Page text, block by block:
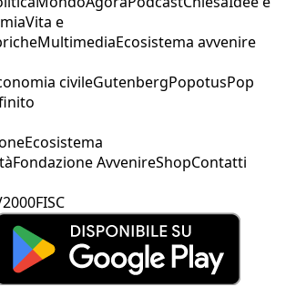
Vita e
MultimediaEcosistema avvenire
civileGutenbergPopotusPop
Ecosistema
Fondazione AvvenireShopContatti
FISC